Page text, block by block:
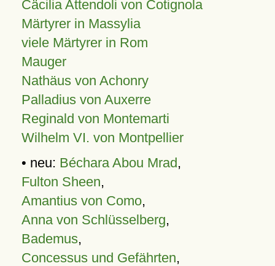
Cäcilia Attendoli von Cotignola
Märtyrer in Massylia
viele Märtyrer in Rom
Mauger
Nathäus von Achonry
Palladius von Auxerre
Reginald von Montemarti
Wilhelm VI. von Montpellier
• neu: Béchara Abou Mrad,
Fulton Sheen,
Amantius von Como,
Anna von Schlüsselberg,
Bademus,
Concessus und Gefährten,